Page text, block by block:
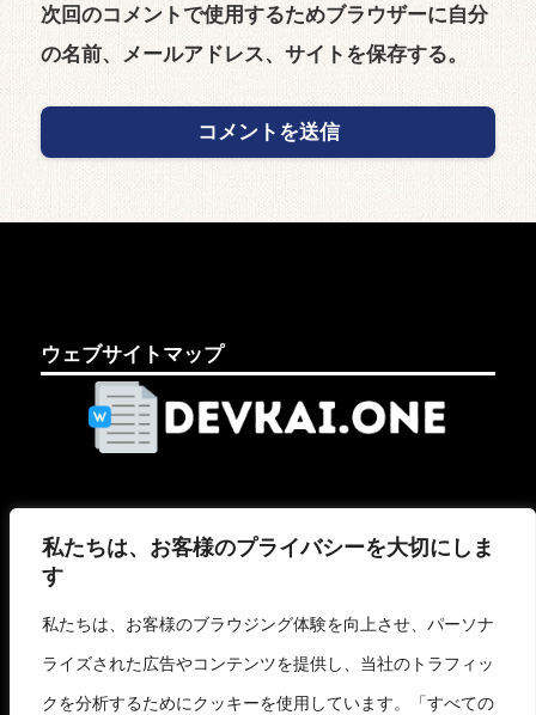
私たちは、お客様のプライバシーを大切にしま
す
私たちは、お客様のブラウジング体験を向上させ、パーソナ
ライズされた広告やコンテンツを提供し、当社のトラフィッ
クを分析するためにクッキーを使用しています。「すべての
次回のコメントで使用するためブラウザーに自分
の名前、メールアドレス、サイトを保存する。
ウェブサイトマップ
法的ページ
クッキーポリシー
個人情報保護方針